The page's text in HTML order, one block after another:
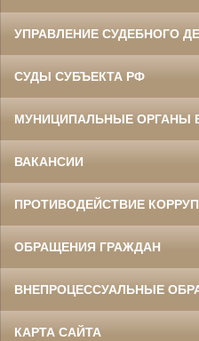
УПРАВЛЕНИЕ СУДЕБНОГО
СУДЫ СУБЪЕКТА РФ
МУНИЦИПАЛЬНЫЕ ОРГАНЫ
ВАКАНСИИ
ПРОТИВОДЕЙСТВИЕ
ОБРАЩЕНИЯ ГРАЖДАН
ВНЕПРОЦЕССУАЛЬНЫЕ
КАРТА САЙТА